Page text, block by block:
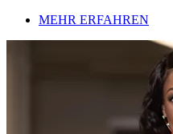
MEHR ERFAHREN